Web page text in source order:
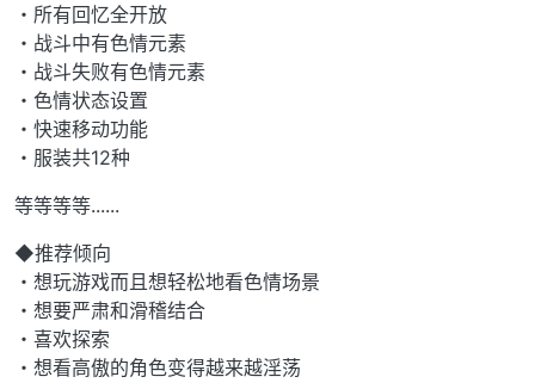
・所有回忆全开放
・战斗中有色情元素
・战斗失败有色情元素
・色情状态设置
・快速移动功能
・服装共12种
等等等等......
◆推荐倾向
・想玩游戏而且想轻松地看色情场景
・想要严肃和滑稽结合
・喜欢探索
・想看高傲的角色变得越来越淫荡